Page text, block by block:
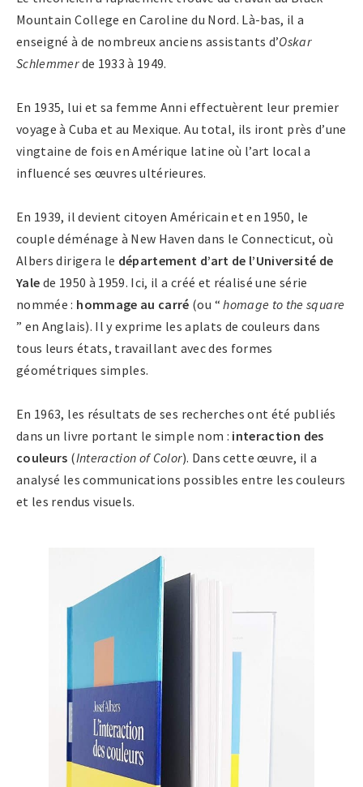
Mountain College en Caroline du Nord. Là-bas, il a
enseigné à de nombreux anciens assistants d’Oskar
Schlemmerde 1933 à 1949.
En 1935, lui et sa femme Anni effectuèrent leur premier
voyage à Cuba et au Mexique. Au total, ils iront près d’une
vingtaine de fois en Amérique latine où l’art local a
influencé ses œuvres ultérieures.
En 1939, il devient citoyen Américain et en 1950, le
couple déménage à New Haven dans le Connecticut, où
Albers dirigera le département d’art de l’Université de
Yale de 1950 à 1959. Ici, il a créé et réalisé une série
nommée : hommage au carré (ou “homage to the square
” en Anglais). Il y exprime les aplats de couleurs dans
tous leurs états, travaillant avec des formes
géométriques simples.
En 1963, les résultats de ses recherches ont été publiés
dans un livre portant le simple nom : interaction des
couleurs (Interaction of Color). Dans cette œuvre, il a
analysé les communications possibles entre les couleurs
et les rendus visuels.